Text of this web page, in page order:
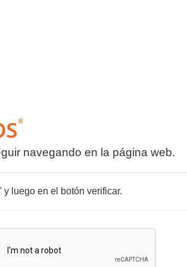
navegando en la página web.
luego en el botón verificar.